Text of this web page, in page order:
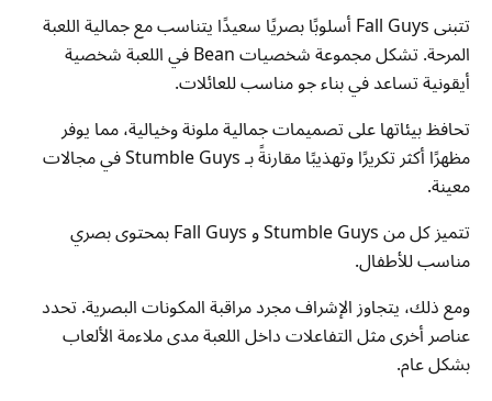
تتبنى Fall Guys أسلوبًا بصريًا سعيدًا يتناسب مع جمالية اللعبة
المرحة. تشكل مجموعة شخصيات Bean في اللعبة شخصية
أيقونية تساعد في بناء جو مناسب للعائلات.
تحافظ بيئاتها على تصميمات جمالية ملونة وخيالية، مما يوفر
مظهرًا أكثر تكريرًا وتهذيبًا مقارنةً بـ Stumble Guys في مجالات
معينة.
تتميز كل من Stumble Guys و Fall Guys بمحتوى بصري
مناسب للأطفال.
ومع ذلك، يتجاوز الإشراف مجرد مراقبة المكونات البصرية. تحدد
عناصر أخرى مثل التفاعلات داخل اللعبة مدى ملاءمة الألعاب
بشكل عام.